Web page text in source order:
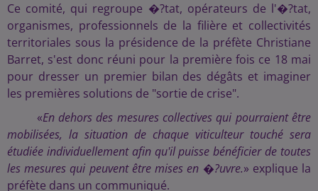
Ce comité, qui regroupe �?tat, opérateurs de l'�?tat,
organismes, professionnels de la filière et collectivités
territoriales sous la présidence de la préfète Christiane
Barret, s'est donc réuni pour la première fois ce 18 mai
pour dresser un premier bilan des dégâts et imaginer
les premières solutions de "sortie de crise".
«En dehors des mesures collectives qui pourraient être
mobilisées, la situation de chaque viticulteur touché sera
étudiée individuellement afin qu'il puisse bénéficier de toutes
les mesures qui peuvent être mises en �?uvre.» explique la
préfète dans un communiqué.